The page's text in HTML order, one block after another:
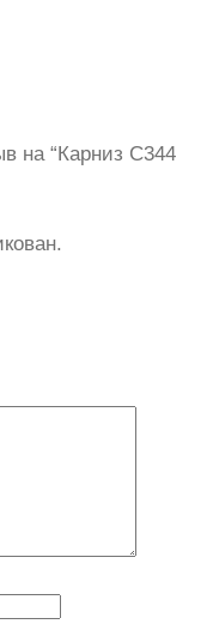
на “Карниз C344